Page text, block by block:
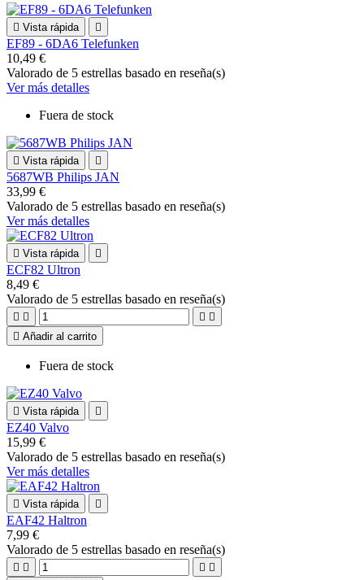
 Vista rápida 
EF89 - 6DA6 Telefunken
10,49 €
Valorado de 5 estrellas basado en reseña(s)
Ver más detalles
Fuera de stock
 Vista rápida 
5687WB Philips JAN
33,99 €
Valorado de 5 estrellas basado en reseña(s)
Ver más detalles
 Vista rápida 
ECF82 Ultron
8,49 €
Valorado de 5 estrellas basado en reseña(s)
   
 Añadir al carrito
Fuera de stock
 Vista rápida 
EZ40 Valvo
15,99 €
Valorado de 5 estrellas basado en reseña(s)
Ver más detalles
 Vista rápida 
EAF42 Haltron
7,99 €
Valorado de 5 estrellas basado en reseña(s)
   